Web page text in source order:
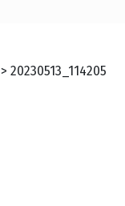
> 20230513_114205